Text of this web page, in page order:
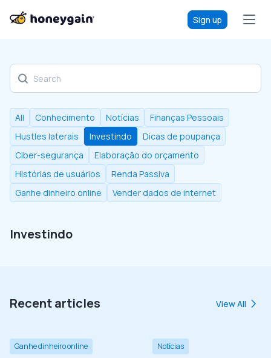
Sign up
Discover our blog
All Conhecimento Notícias
Finanças Pessoais
Hustles laterais
Investindo
Dicas de poupança
Ciber-segurança
Elaboração do orçamento
Histórias de usuários
Renda Passiva
Ganhe dinheiro online
Vender dados de internet
Investindo
Recent articles View All
Ganhe dinheiro online Notícias